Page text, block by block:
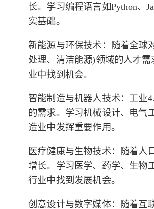
长。学习编程语言如Python、
实基础。
新能源与环保技术：随着全球
处理、清洁能源)领域的人才
业中找到机会。
智能制造与机器人技术：工业
的需求。学习机械设计、电气
造业中发挥重要作用。
医疗健康与生物技术：随着人
增长。学习医学、药学、生物
行业中找到发展机会。
创意设计与数字媒体：随着互